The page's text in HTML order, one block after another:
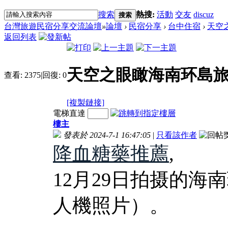
搜索 搜索 熱搜: 活動 交友 discuz
台灣旅遊民宿分享交流論壇»論壇 › 民宿分享 › 台中住宿 › 天空
返回列表
查看: 2375|回復: 0天空之眼瞰海南环島
[複製鏈接]
電梯直達
樓主
發表於 2024-7-1 16:47:05 | 只看該作者
降血糖藥推薦,
12月29日拍摄的海
人機照片）。